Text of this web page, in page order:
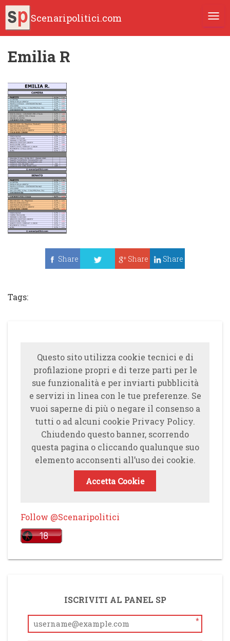
Scenaripolitici.com
Emilia R
Share
Share Share
Tags:
Questo sito utilizza cookie tecnici e di
profilazione propri e di terze parti per le
sue funzionalità e per inviarti pubblicità
e servizi in linea con le tue preferenze. Se
vuoi saperne di più o negare il consenso a
tutti o ad alcuni cookie Privacy Policy.
Chiudendo questo banner, scorrendo
questa pagina o cliccando qualunque suo
elemento acconsenti all’uso dei cookie.
Accetta Cookie
Follow @Scenaripolitici
ISCRIVITI AL PANEL SP
*